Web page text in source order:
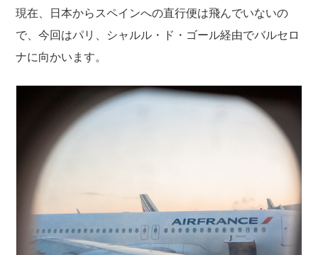
現在、日本からスペインへの直行便は飛んでいないの
で、今回はパリ、シャルル・ド・ゴール経由でバルセロ
ナに向かいます。